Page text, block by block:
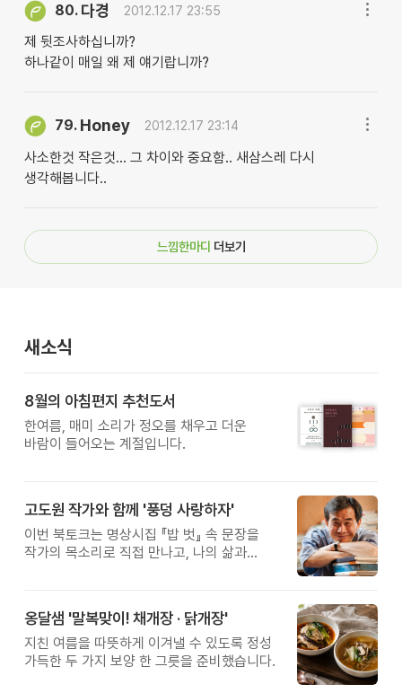
80. 다경 2012.12.17 23:55
제 뒷조사하십니까?
하나같이 매일 왜 제 얘기랍니까?
79. Honey 2012.12.17 23:14
사소한것 작은것... 그 차이와 중요함.. 새삼스레 다시
생각해봅니다..
느낌한마디 더보기
새소식
8월의 아침편지 추천도서
한여름, 매미 소리가 정오를 채우고 더운
바람이 들어오는 계절입니다.
고도원 작가와 함께 '풍덩 사랑하자'
이번 북토크는 명상시집 『밥 벗』 속 문장을
작가의 목소리로 직접 만나고, 나의 삶과
옹달샘 '말복맞이! 채개장 · 닭개장'
지친 여름을 따뜻하게 이겨낼 수 있도록 정성
가득한 두 가지 보양 한 그릇을 준비했습니다.